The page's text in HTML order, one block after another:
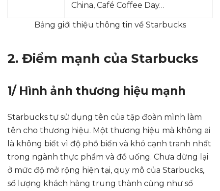
China, Café Coffee Day…
Bảng giới thiệu thông tin về Starbucks
2. Điểm mạnh của Starbucks
1/ Hình ảnh thương hiệu mạnh
Starbucks tự sử dụng tên của tập đoàn mình làm
tên cho thương hiệu. Một thương hiệu mà không ai
là không biết vì độ phổ biến và khó cạnh tranh nhất
trong ngành thực phẩm và đồ uống. Chưa dừng lại
ở mức độ mở rộng hiện tại, quy mô của Starbucks,
số lượng khách hàng trung thành cũng như số